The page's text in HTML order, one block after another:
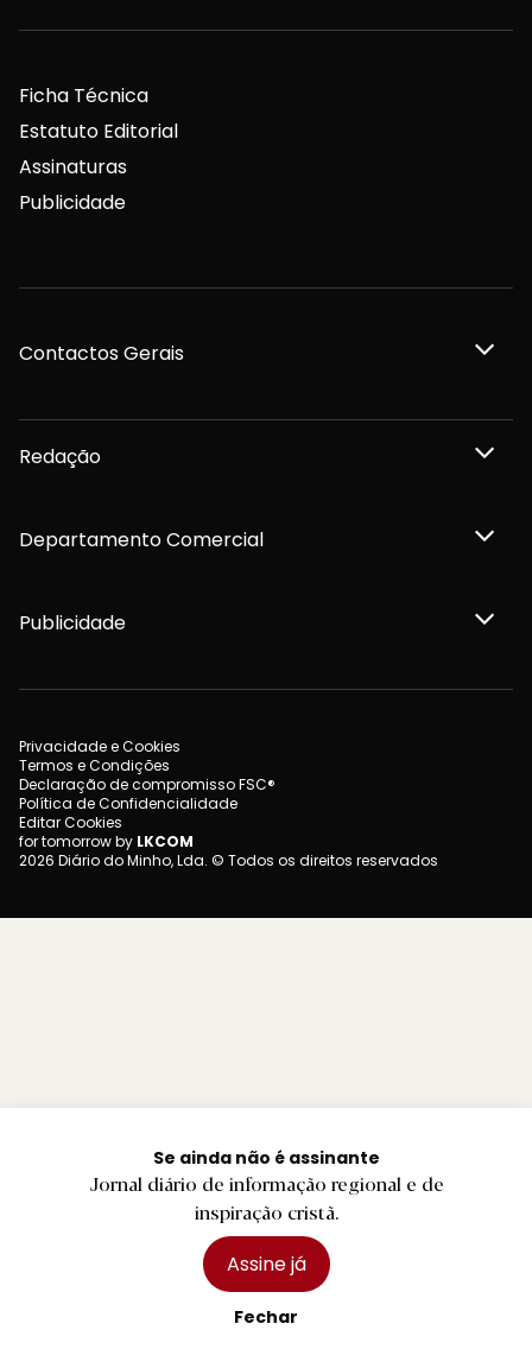
Se ainda não é assinante
Jornal diário de informação regional e de
inspiração cristã.
Assine já
Fechar
Ficha Técnica
Estatuto Editorial
Assinaturas
Publicidade
Contactos Gerais
Redação
Departamento Comercial
Publicidade
Privacidade e Cookies
Termos e Condições
Declaração de compromisso FSC®
Política de Confidencialidade
Editar Cookies
for tomorrow by LKCOM
2026 Diário do Minho, Lda. © Todos os direitos reservados